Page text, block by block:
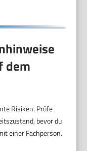
dem
Risiken. Prüfe
bevor du
einer Fachperson.